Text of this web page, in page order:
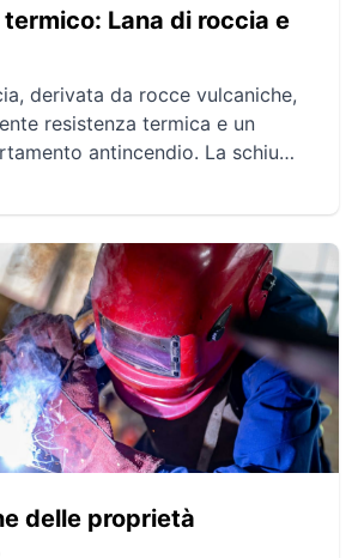
Lana di roccia e
derivata da rocce vulcaniche,
resistenza termica e un
antincendio. La schiuma
per la leggerezza e la
ma solleva dubbi su sicurezza
ambientale. Entrambi i
vantaggi e svantaggi da
per un'isolamento
delle proprietà